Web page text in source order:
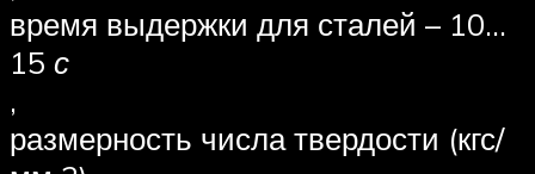
время выдержки для сталей – 10…
15 с
,
размерность числа твердости (кгс/